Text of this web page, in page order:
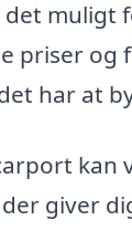
muligt
priser og
har at
kan
giver